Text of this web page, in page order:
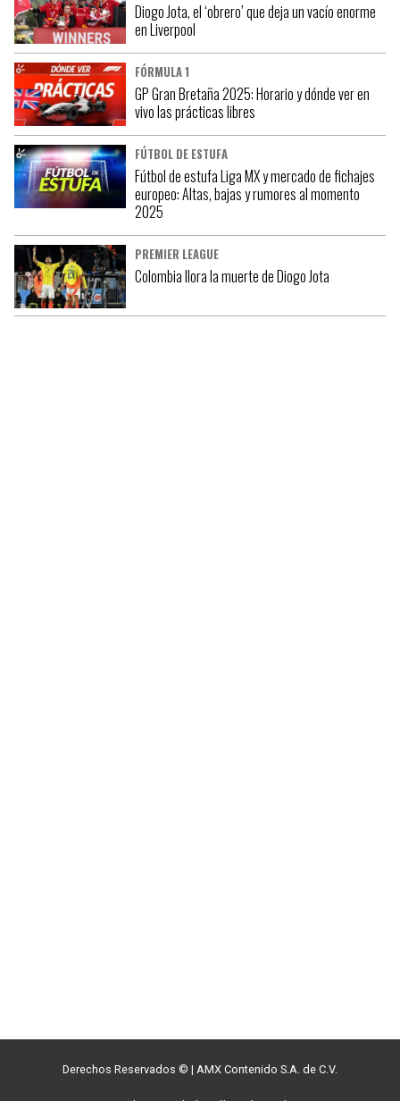
Diogo Jota, el ‘obrero’ que deja un vacío enorme
en Liverpool
FÓRMULA 1
GP Gran Bretaña 2025: Horario y dónde ver en
vivo las prácticas libres
FÚTBOL DE ESTUFA
Fútbol de estufa Liga MX y mercado de fichajes
europeo: Altas, bajas y rumores al momento
2025
PREMIER LEAGUE
Colombia llora la muerte de Diogo Jota
Derechos Reservados © | AMX Contenido S.A. de C.V.